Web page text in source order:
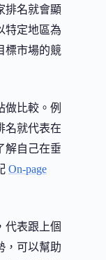
排名就會顯
特定地區為
標市場的競
做比較。例
名就代表在
解自己在垂
On-page
代表跟上個
，可以幫助